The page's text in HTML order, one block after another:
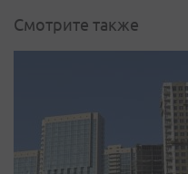
Смотрите также